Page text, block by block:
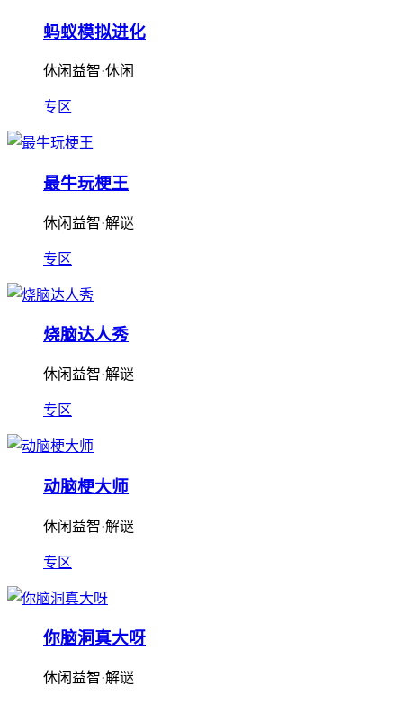
蚂蚁模拟进化
休闲益智·休闲
专区
最牛玩梗王
休闲益智·解谜
专区
烧脑达人秀
休闲益智·解谜
专区
动脑梗大师
休闲益智·解谜
专区
你脑洞真大呀
休闲益智·解谜